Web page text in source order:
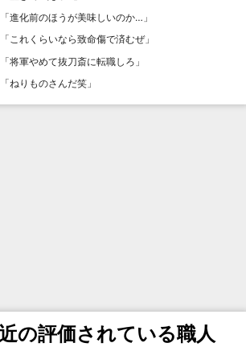
「進化前のほうが美味しいのか… 」
「これくらいなら致命傷で済むぜ」
「将軍やめて抜刀斎に転職しろ 」
「ねりものさんだ笑 」
の評価されている職人